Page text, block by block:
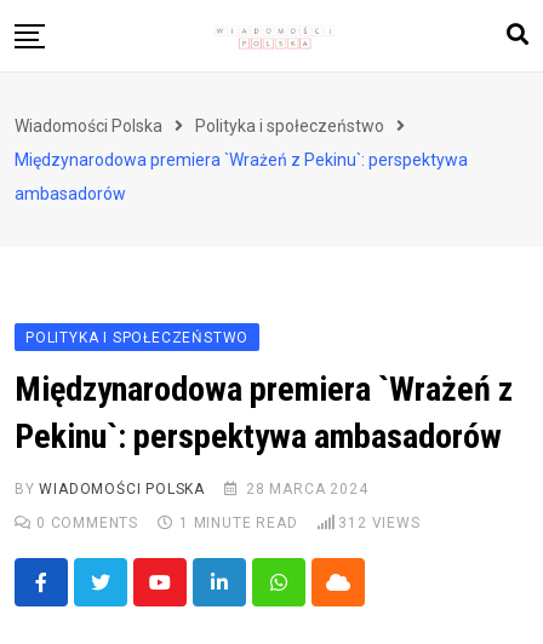
to
Zdrowie i styl życia
Polityka i społeczeństwo
Wiadomości Polska
Polityka i społeczeństwo
Międzynarodowa premiera `Wrażeń z Pekinu`: perspektywa
ambasadorów
POLITYKA I SPOŁECZEŃSTWO
Międzynarodowa premiera `Wrażeń z
Pekinu`: perspektywa ambasadorów
BYWIADOMOŚCI POLSKA
28 MARCA 2024
0 COMMENTS 1 MINUTE READ 312 VIEWS
YoutubeLinkedInWhatsappCloud